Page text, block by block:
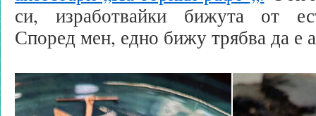
си, изработвайки бижута от
Според мен, едно бижу трябва да е